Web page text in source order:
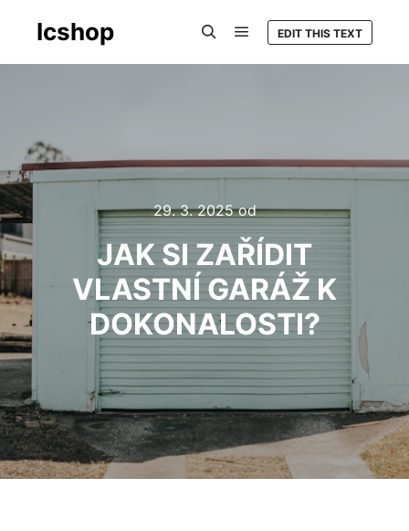
Icshop EDIT THIS TEXT
29. 3. 2025od
JAK SI ZAŘÍDIT
VLASTNÍ GARÁŽ K
DOKONALOSTI?